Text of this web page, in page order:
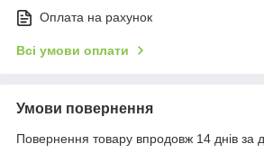
Оплата на рахунок
Всі умови оплати
Умови повернення
Повернення товару впродовж 14 днів за